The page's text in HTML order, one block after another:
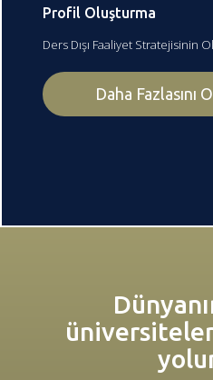
Profil Oluşturma
Ders Dışı Faaliyet Stratejisinin
Daha Fazlasını